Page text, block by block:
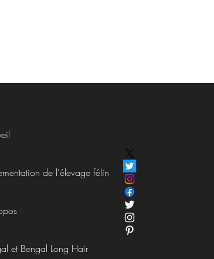
de l'élevage félin
et Bengal Long Hair